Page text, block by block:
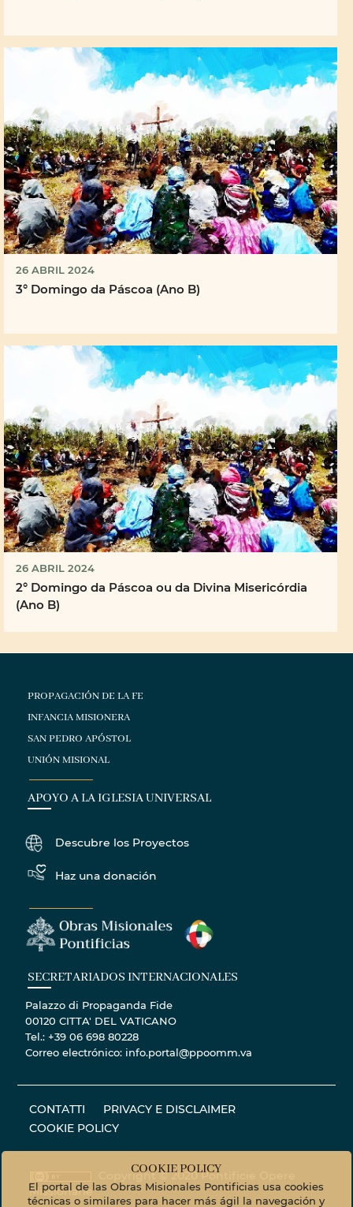
26 ABRIL 2024
3° Domingo da Páscoa (Ano B)
26 ABRIL 2024
2° Domingo da Páscoa ou da Divina Misericórdia
(Ano B)
PROPAGACIÓN DE LA FE
INFANCIA MISIONERA
SAN PEDRO APÓSTOL
UNIÓN MISIONAL
APOYO A LA IGLESIA UNIVERSAL
Descubre los Proyectos
Haz una donación
SECRETARIADOS INTERNACIONALES
Palazzo di Propaganda Fide
00120 CITTA' DEL VATICANO
Tel.: +39 06 698 80228
Correo electrónico: info.portal@ppoomm.va
CONTATTI
PRIVACY E DISCLAIMER
COOKIE POLICY
Copyright © 2020 Pontificie Opere
Missionarie
COOKIE POLICY
El portal de las Obras Misionales Pontificias usa cookies
técnicas o similares para hacer más ágil la navegación y